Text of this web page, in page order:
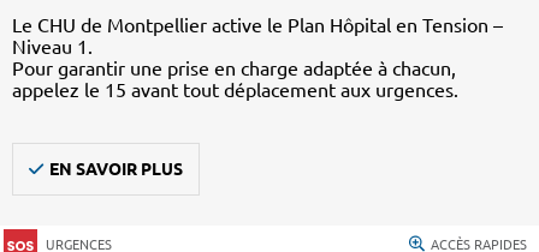
Le CHU de Montpellier active le Plan Hôpital en Tension –
Niveau 1.
Pour garantir une prise en charge adaptée à chacun,
appelez le 15 avant tout déplacement aux urgences.
EN SAVOIR PLUS
URGENCES ACCÈS RAPIDES